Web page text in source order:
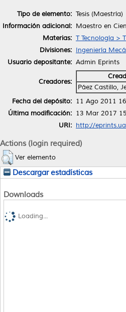
Tipo de elemento: Tesis (Maestría)
Información adicional: Maestro en
Materias: T Tecnología >
Divisiones: Ingeniería
Usuario depositante: Admin Eprints
Creadores:
Páez Castillo,
Fecha del depósito: 11 Ago 2011
Última modificación: 13 Mar 2017
URI: http://
Actions (login required)
Ver elemento
Descargar estadísticas
Downloads
Loading...